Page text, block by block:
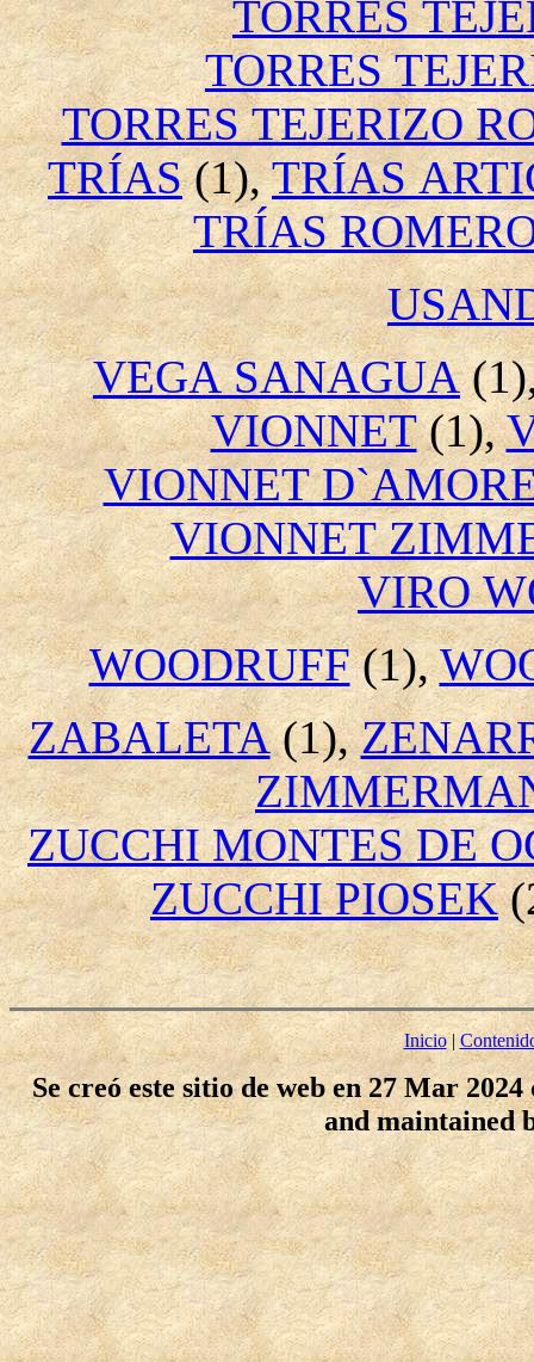
TORRES
TORRES
TORRES TEJERIZO
TRÍAS(1),TRÍAS
TRÍAS
VEGA SANAGUA
VIONNET(1),
VIONNET
VIONNET
VIRO
WOODRUFF(1),
ZABALETA(1),
ZUCCHI MONTES DE
ZUCCHI PIOSEK
Inicio|
Se creó este sitio de web en 27 Mar
and maintained